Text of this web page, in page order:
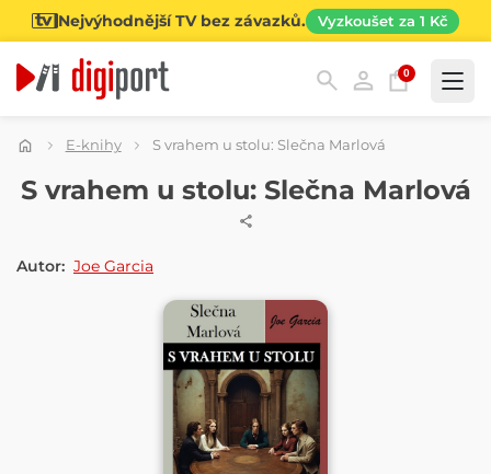
Nejvýhodnější TV bez závazků. Vyzkoušet za 1 Kč
0
Kategorie
E-knihy S vrahem u stolu: Slečna Marlová
E-KNIHA
S vrahem u stolu: Slečna Marlová
Autor: Joe Garcia